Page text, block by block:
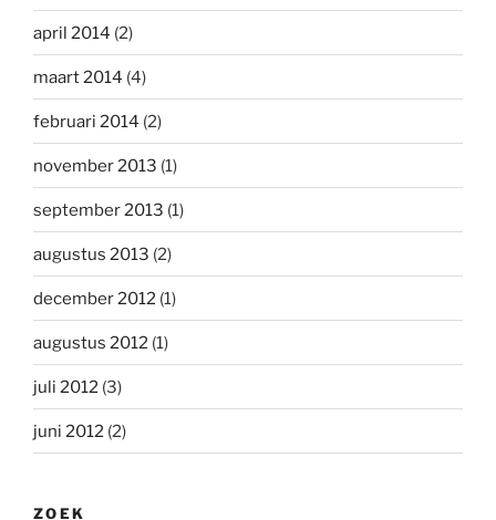
april 2014 (2)
maart 2014 (4)
februari 2014 (2)
november 2013 (1)
september 2013 (1)
augustus 2013 (2)
december 2012 (1)
augustus 2012 (1)
juli 2012 (3)
juni 2012 (2)
ZOEK